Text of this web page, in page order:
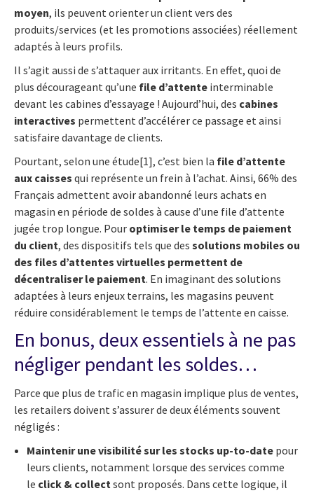
moyen, ils peuvent orienter un client vers des
produits/services (et les promotions associées) réellement
adaptés à leurs profils.
Il s’agit aussi de s’attaquer aux irritants. En effet, quoi de
plus décourageant qu’une file d’attente interminable
devant les cabines d’essayage ! Aujourd’hui, des cabines
interactives permettent d’accélérer ce passage et ainsi
satisfaire davantage de clients.
Pourtant, selon une étude[1], c’est bien la file d’attente
aux caisses qui représente un frein à l’achat. Ainsi, 66% des
Français admettent avoir abandonné leurs achats en
magasin en période de soldes à cause d’une file d’attente
jugée trop longue. Pour optimiser le temps de paiement
du client, des dispositifs tels que des solutions mobiles ou
des files d’attentes virtuelles permettent de
décentraliser le paiement. En imaginant des solutions
adaptées à leurs enjeux terrains, les magasins peuvent
réduire considérablement le temps de l’attente en caisse.
En bonus, deux essentiels à ne pas
négliger pendant les soldes…
Parce que plus de trafic en magasin implique plus de ventes,
les retailers doivent s’assurer de deux éléments souvent
négligés :
Maintenir une visibilité sur les stocks up-to-date pour
leurs clients, notamment lorsque des services comme
le click & collectsont proposés. Dans cette logique, il